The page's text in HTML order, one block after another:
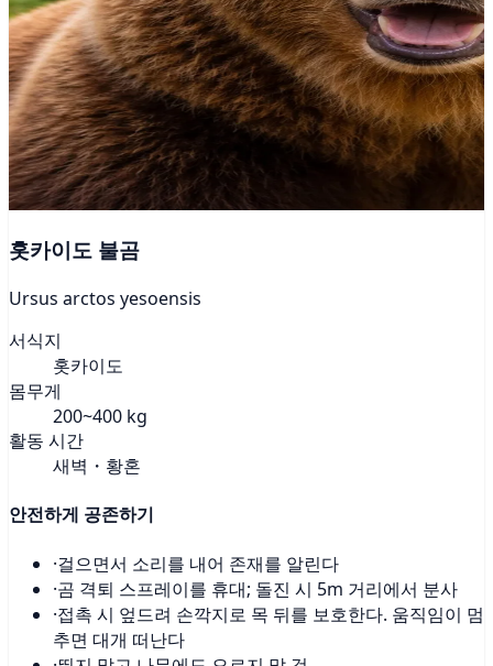
홋카이도 불곰
Ursus arctos yesoensis
서식지
홋카이도
몸무게
200~400 kg
활동 시간
새벽・황혼
안전하게 공존하기
·걸으면서 소리를 내어 존재를 알린다
·곰 격퇴 스프레이를 휴대; 돌진 시 5m 거리에서 분사
·접촉 시 엎드려 손깍지로 목 뒤를 보호한다. 움직임이 멈
추면 대개 떠난다